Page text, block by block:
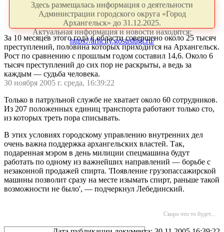
Здесь размещалась информация о деятельности
Администрации городского округа «Город
Архангельск» до 31.12.2025.
Актуальная информация и новости находятся:
https://arhcity.gosuslugi.ru/
За 10 месяцев этого года в области совершено около 25 тысяч
преступлений, половина которых приходится на Архангельск.
Рост по сравнению с прошлым годом составил 14,6. Около 6
тысяч преступлений до сих пор не раскрыты, а ведь за
каждым — судьба человека.
30 ноября 2005 г. среда, 16:39:22
Только в патрульной службе не хватает около 60 сотрудников.
Из 207 положенных единиц транспорта работают только сто,
из которых треть пора списывать.
В этих условиях городскому управлению внутренних дел
очень важна поддержка архангельских властей. Так,
подаренная мэром в день милиции спецмашина будут
работать по одному из важнейших направлений — борьбе с
незаконной продажей спирта. 'Появление грузопассажирской
машины позволит сразу на месте изымать спирт, раньше такой
возможности не было', — подчеркнул Лебединский.
Скоро что то будет...